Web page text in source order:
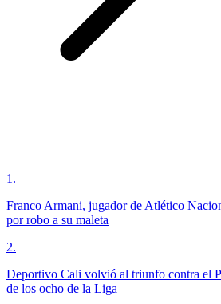
1 .
Franco Armani, jugador de Atlético
por robo a su maleta
2.
Deportivo Cali volvió al triunfo contra el
de los ocho de la Liga